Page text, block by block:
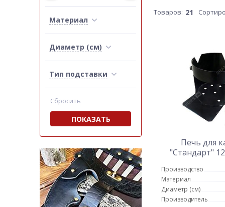
Материал
Диаметр (см)
Тип подставки
Сбросить
ПОКАЗАТЬ
Товаров: 21
Печь для
"Стандарт"
Производство
Материал
Диаметр (см)
Производитель